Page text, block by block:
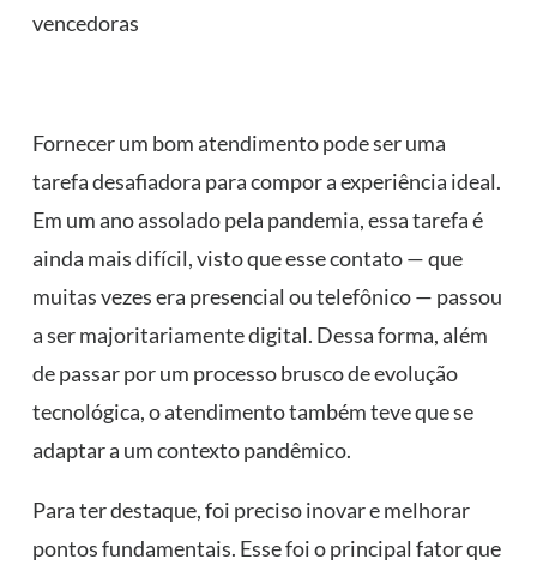
vencedoras
Fornecer um bom atendimento pode ser uma
tarefa desafiadora para compor a experiência ideal.
Em um ano assolado pela pandemia, essa tarefa é
ainda mais difícil, visto que esse contato — que
muitas vezes era presencial ou telefônico — passou
a ser majoritariamente digital. Dessa forma, além
de passar por um processo brusco de evolução
tecnológica, o atendimento também teve que se
adaptar a um contexto pandêmico.
Para ter destaque, foi preciso inovar e melhorar
pontos fundamentais. Esse foi o principal fator que